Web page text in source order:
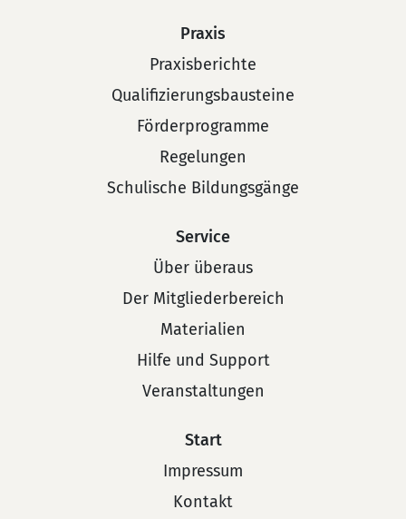
Praxis
Praxisberichte
Qualifizierungsbausteine
Förderprogramme
Regelungen
Schulische Bildungsgänge
Service
Über überaus
Der Mitgliederbereich
Materialien
Hilfe und Support
Veranstaltungen
Start
Impressum
Kontakt